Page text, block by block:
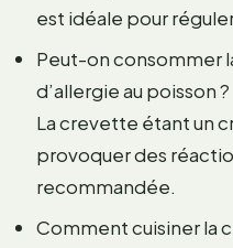
est idéale pour
Peut-on consommer
d’allergie au poisson ?
La crevette étant un
provoquer des
recommandée.
Comment cuisiner la